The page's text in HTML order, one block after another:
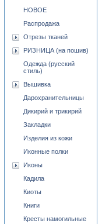
НОВОЕ
Распродажа
Отрезы тканей
РИЗНИЦА (на пошив)
Одежда (русский
стиль)
Вышивка
Дарохранительницы
Дикирий и трикирий
Закладки
Изделия из кожи
Иконные полки
Иконы
Кадила
Киоты
Книги
Кресты намогильные